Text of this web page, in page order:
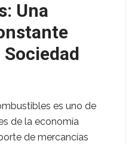
Una
es uno de
de la economía
de mercancías